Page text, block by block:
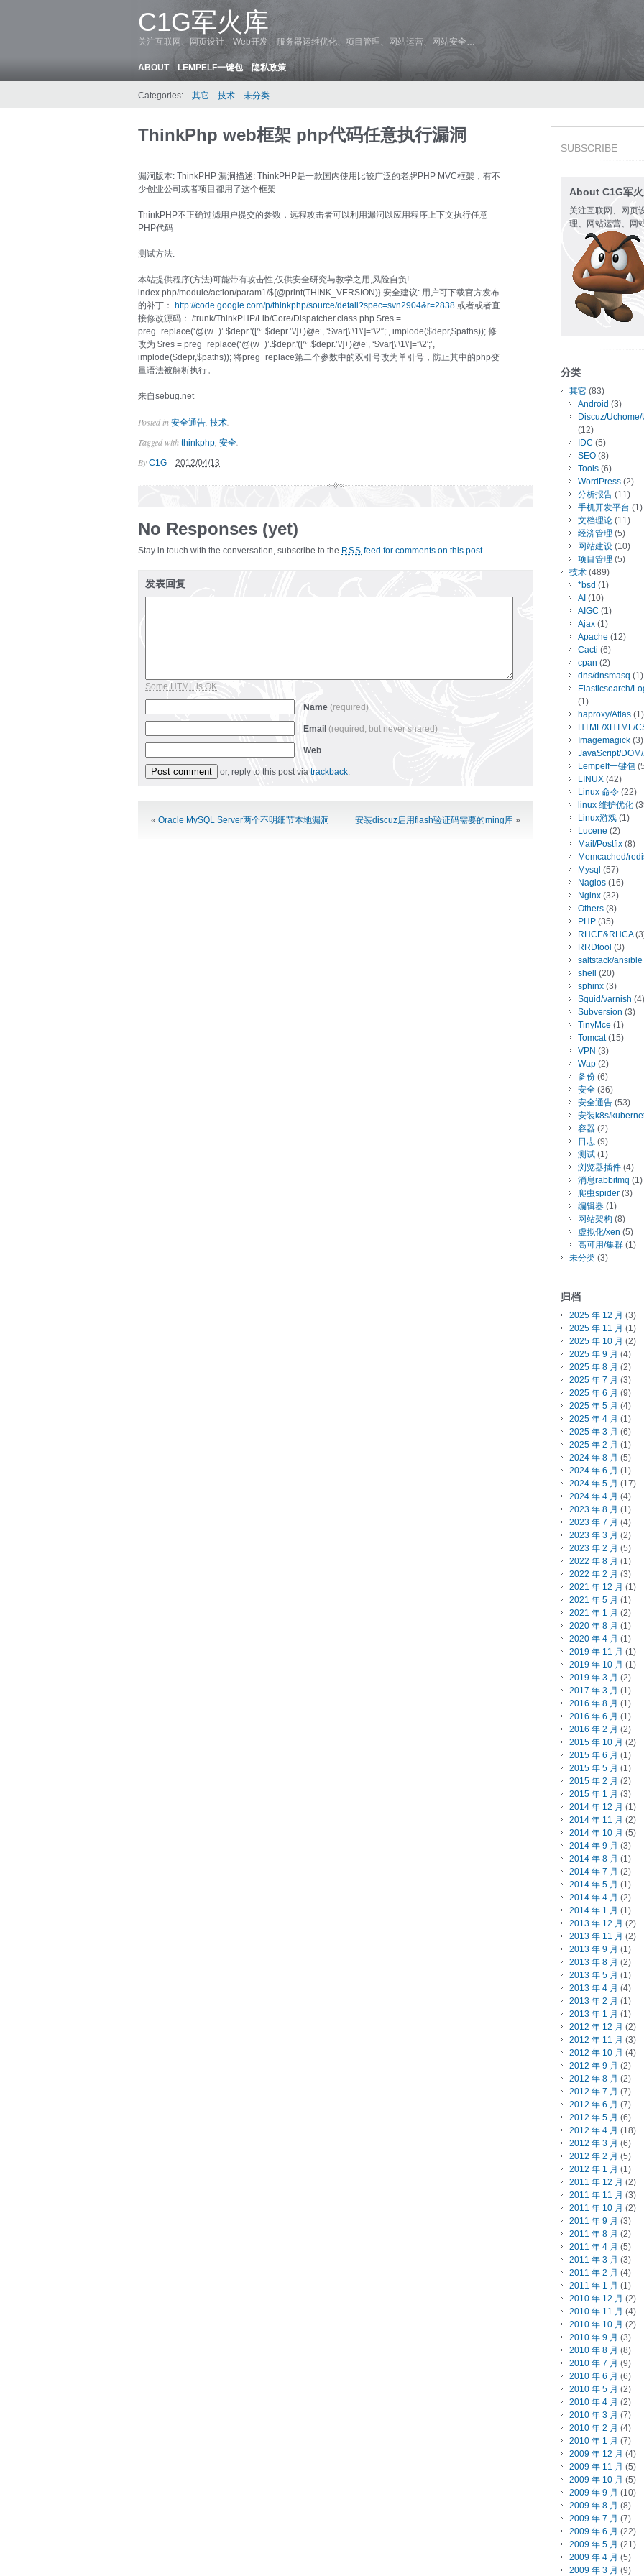
C1G军火库
关注互联网、网页设计、Web开发、服务器运维优化、项目管理、网站运营、网站安全…
ABOUT LEMPELF一键包 隐私政策
Categories: 其它 技术 未分类
ThinkPhp web框架 php代码任意执行漏洞
漏洞版本: ThinkPHP 漏洞描述: ThinkPHP是一款国内使用比较广泛的老牌PHP MVC框架，有不
少创业公司或者项目都用了这个框架
ThinkPHP不正确过滤用户提交的参数，远程攻击者可以利用漏洞以应用程序上下文执行任意
PHP代码
测试方法:
本站提供程序(方法)可能带有攻击性,仅供安全研究与教学之用,风险自负!
index.php/module/action/param1/${@print(THINK_VERSION)} 安全建议: 用户可下载官方发布
的补丁： http://code.google.com/p/thinkphp/source/detail?spec=svn2904&r=2838 或者或者直
接修改源码： /trunk/ThinkPHP/Lib/Core/Dispatcher.class.php $res =
preg_replace(‘@(w+)’.$depr.'([^’.$depr.’\/]+)@e’, ‘$var[\’\1\’]=”\2″;’, implode($depr,$paths)); 修
改为 $res = preg_replace(‘@(w+)’.$depr.'([^’.$depr.’\/]+)@e’, ‘$var[\’\1\’]=”\2′;’,
implode($depr,$paths)); 将preg_replace第二个参数中的双引号改为单引号，防止其中的php变
量语法被解析执行。
来自sebug.net
Posted in 安全通告 技术
Tagged with thinkphp 安全
By C1G – 2012/04/13
No Responses (yet)
Stay in touch with the conversation, subscribe to the RSS feed for comments on this post.
发表回复
Some HTML is OK
Name (required)
Email (required, but never shared)
Web
or, reply to this post via trackback.
« Oracle MySQL Server两个不明细节本地漏洞 安装discuz启用flash验证码需要的ming库 »
SUBSCRIBE
About C1G军
关注互联网、网页
理、网站运营、网
分类
其它 (83)
Android (3)
Discuz/
(12)
IDC (5)
SEO (8)
Tools (6)
WordPress (2)
分析报告 (11)
手机开发平台 (1)
文档理论 (11)
经济管理 (5)
网站建设 (10)
项目管理 (5)
技术 (489)
*bsd (1)
AI (10)
AIGC (1)
Ajax (1)
Apache (12)
Cacti (6)
cpan (2)
dns/dnsmasq (1)
Elasticsearch/
(1)
haproxy/Atlas (1)
HTML/XHTML/
Imagemagick (3)
JavaScript/
Lempelf一键包
LINUX (42)
Linux 命令 (22)
linux 维护优化
Linux游戏 (1)
Lucene (2)
Mail/Postfix (8)
Memcached/
Mysql (57)
Nagios (16)
Nginx (32)
Others (8)
PHP (35)
RHCE&RHCA
RRDtool (3)
saltstack/ansible
shell
(20)
sphinx (3)
Squid/varnish (4)
Subversion (3)
TinyMce (1)
Tomcat(15)
VPN (3)
Wap (2)
备份 (6)
安全 (36)
安全通告 (53)
安装k8s/
容器 (2)
日志 (9)
测试 (1)
浏览器插件 (4)
消息rabbitmq (1)
爬虫spider (3)
编辑器 (1)
网站架构 (8)
虚拟化/xen (5)
高可用/集群 (1)
未分类 (3)
归档
2025 年 12 月 (3)
2025 年 11 月 (1)
2025 年 10 月 (2)
2025 年 9 月 (4)
2025 年 8 月 (2)
2025 年 7 月 (3)
2025 年 6 月 (9)
2025 年 5 月 (4)
2025 年 4 月 (1)
2025 年 3 月 (6)
2025 年 2 月 (1)
2024 年 8 月 (5)
2024 年 6 月 (1)
2024 年 5 月 (17)
2024 年 4 月 (4)
2023 年 8 月 (1)
2023 年 7 月 (4)
2023 年 3 月 (2)
2023 年 2 月 (5)
2022 年 8 月 (1)
2022 年 2 月 (3)
2021 年 12 月 (1)
2021 年 5 月 (1)
2021 年 1 月 (2)
2020 年 8 月 (1)
2020 年 4 月 (1)
2019 年 11 月 (1)
2019 年 10 月 (1)
2019 年 3 月 (2)
2017 年 3 月 (1)
2016 年 8 月 (1)
2016 年 6 月 (1)
2016 年 2 月 (2)
2015 年 10 月 (2)
2015 年 6 月 (1)
2015 年 5 月 (1)
2015 年 2 月 (2)
2015 年 1 月 (3)
2014 年 12 月 (1)
2014 年 11 月 (2)
2014 年 10 月 (5)
2014 年 9 月 (3)
2014 年 8 月 (1)
2014 年 7 月 (2)
2014 年 5 月 (1)
2014 年 4 月 (2)
2014 年 1 月 (1)
2013 年 12 月 (2)
2013 年 11 月 (2)
2013 年 9 月 (1)
2013 年 8 月 (2)
2013 年 5 月 (1)
2013 年 4 月 (4)
2013 年 2 月 (1)
2013 年 1 月 (1)
2012 年 12 月 (2)
2012 年 11 月 (3)
2012 年 10 月 (4)
2012 年 9 月 (2)
2012 年 8 月 (2)
2012 年 7 月 (7)
2012 年 6 月 (7)
2012 年 5 月 (6)
2012 年 4 月 (18)
2012 年 3 月 (6)
2012 年 2 月 (5)
2012 年 1 月 (1)
2011 年 12 月 (2)
2011 年 11 月 (3)
2011 年 10 月 (2)
2011 年 9 月 (3)
2011 年 8 月 (2)
2011 年 4 月 (5)
2011 年 3 月 (3)
2011 年 2 月 (4)
2011 年 1 月 (1)
2010 年 12 月 (2)
2010 年 11 月 (4)
2010 年 10 月 (2)
2010 年 9 月 (3)
2010 年 8 月 (8)
2010 年 7 月 (9)
2010 年 6 月 (6)
2010 年 5 月 (2)
2010 年 4 月 (2)
2010 年 3 月 (7)
2010 年 2 月 (4)
2010 年 1 月 (7)
2009 年 12 月 (4)
2009 年 11 月 (5)
2009 年 10 月 (5)
2009 年 9 月 (10)
2009 年 8 月 (8)
2009 年 7 月 (7)
2009 年 6 月 (22)
2009 年 5 月 (21)
2009 年 4 月 (5)
2009 年 3 月 (9)